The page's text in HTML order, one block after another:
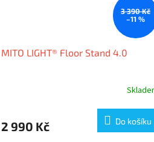
3 390 Kč
–11 %
MITO LIGHT® Floor Stand 4.0
2 990 Kč Do košíku